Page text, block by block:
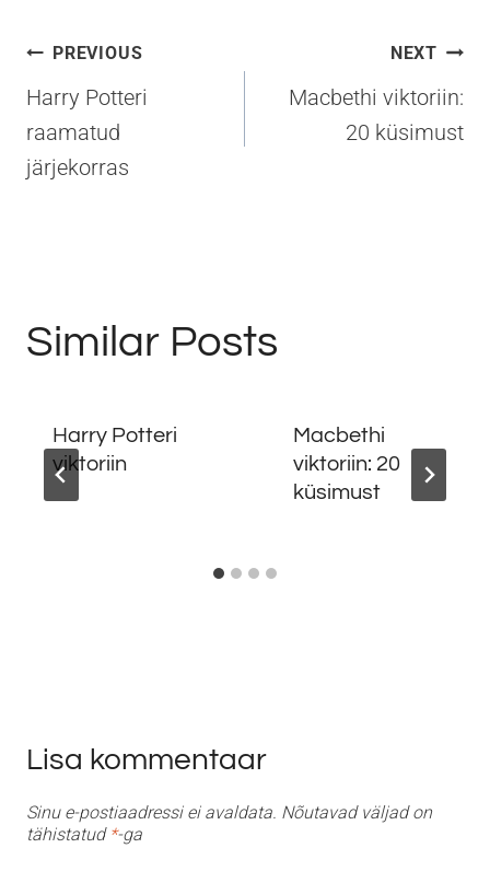
Navigeerimine
PREVIOUS
Harry Potteri
raamatud
järjekorras
NEXT
Macbethi viktoriin:
20 küsimust
Similar Posts
Harry Potteri
viktoriin
Macbethi
viktoriin: 20
küsimust
Lisa kommentaar
Sinu e-postiaadressi ei avaldata. Nõutavad väljad on
tähistatud *-ga